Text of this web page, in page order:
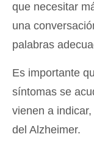
que necesitar
una
palabras
Es importante
síntomas se
vienen a
del Alzheimer.